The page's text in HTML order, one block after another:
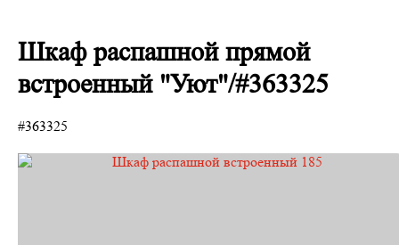
Шкаф распашной прямой
встроенный "Уют"/#363325
#363325